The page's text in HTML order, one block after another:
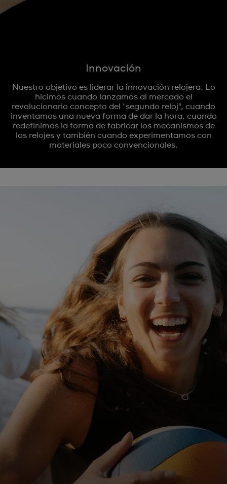
Innovación
Nuestro objetivo es liderar la innovación relojera. Lo
hicimos cuando lanzamos al mercado el
revolucionario concepto del "segundo reloj", cuando
inventamos una nueva forma de dar la hora, cuando
redefinimos la forma de fabricar los mecanismos de
los relojes y también cuando experimentamos con
materiales poco convencionales.